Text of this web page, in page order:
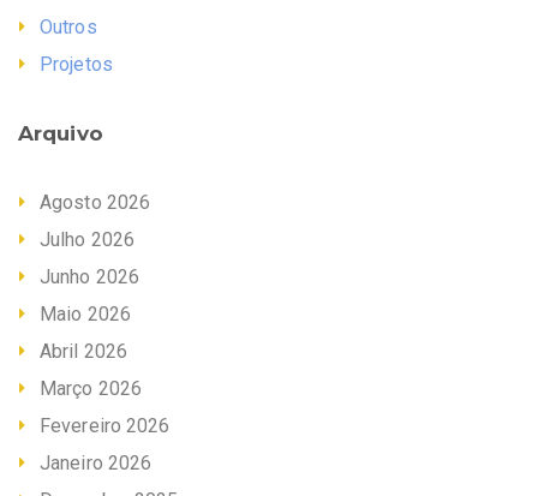
Outros
Projetos
Arquivo
Agosto 2026
Julho 2026
Junho 2026
Maio 2026
Abril 2026
Março 2026
Fevereiro 2026
Janeiro 2026